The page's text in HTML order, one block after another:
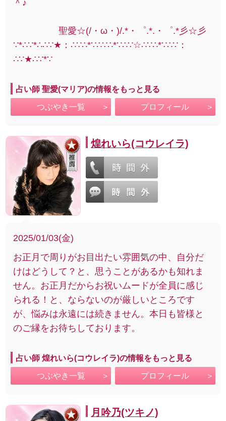
＾♪
聖愛☆(/・ω・)/.*・゜.*.・゜.*彡☆彡
∵*∴∵*∴∴∵★：∴∵∴*∵∴∵∴*∵∴∵☆∴∵∴*∵∴∵：
∴∵★∴∵*∵
占い師 聖愛(マリア)の情報をもっと見る
つぶやき一覧 プロフィール
煌れいら(コウレイラ)
2025/01/03(金)
お正月で周りがお目出たい雰囲気の中、自分だ
けはどうして？と、思うことがあるかも知れま
せん。お正月だからお祝いムードが全員に感じ
られる！と、ならないのが厳しいところです
が、悩みは永遠には続きません。本日も皆様と
のご縁をお待ちしております。
占い師 煌れいら(コウレイラ)の情報をもっと見る
つぶやき一覧 プロフィール
月吟乃(ツキノ)